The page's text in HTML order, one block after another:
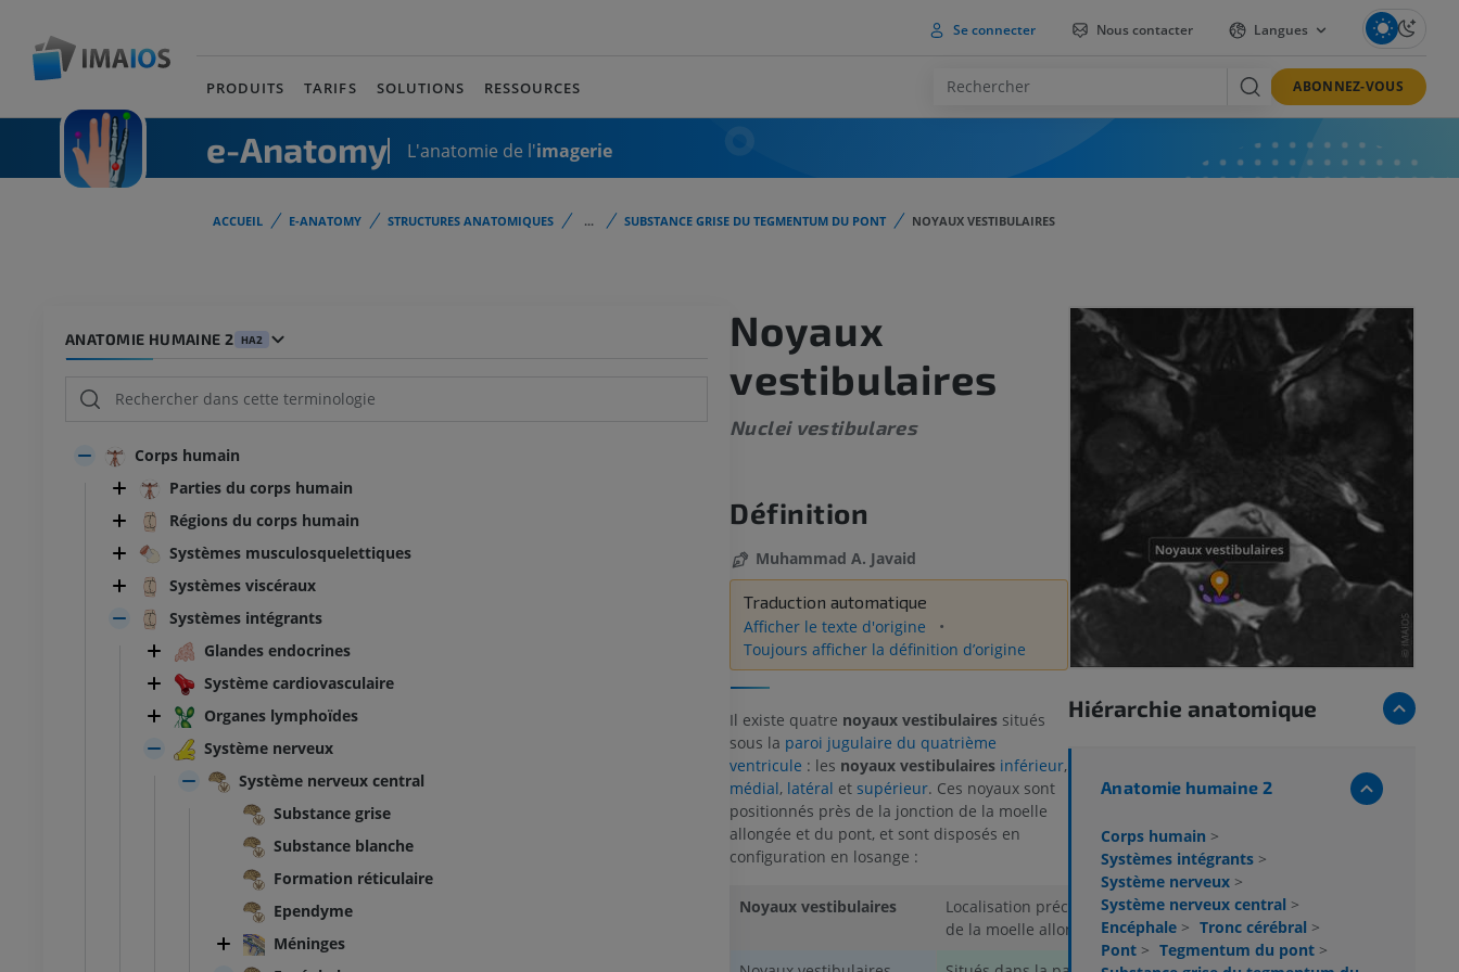
Se connecter Nous contacter Langues
PRODUITS TARIFS SOLUTIONS RESSOURCES ABONNEZ-VOUS
e-Anatomy L'anatomie de l'imagerie
ACCUEIL E-ANATOMY STRUCTURES ANATOMIQUES ... SUBSTANCE GRISE DU TEGMENTUM DU PONT NOYAUX VESTIBULAIRES
ANATOMIE HUMAINE 2 HA2
Corps humain
Parties du corps humain
Régions du corps humain
Systèmes musculosquelettiques
Systèmes viscéraux
Systèmes intégrants
Glandes endocrines
Système cardiovasculaire
Organes lymphoïdes
Système nerveux
Système nerveux central
Substance grise
Substance blanche
Formation réticulaire
Ependyme
Méninges
Noyaux
vestibulaires
Nuclei vestibulares
Définition
Muhammad A. Javaid
Traduction automatique
Afficher le texte d'origine
Toujours afficher la définition d’origine
Il existe quatre noyaux vestibulaires situés
sous la paroi jugulaire du quatrième
ventricule : les noyaux vestibulaires inférieur,
médial, latéral et supérieur. Ces noyaux sont
positionnés près de la jonction de la moelle
allongée et du pont, et sont disposés en
configuration en losange :
Noyaux vestibulaires
Localisation précise, près de la jonction
de la moelle allongée et du pont
Hiérarchie anatomique
Anatomie humaine 2
Corps humain >
Systèmes intégrants >
Système nerveux >
Système nerveux central >
Encéphale > Tronc cérébral >
Pont > Tegmentum du pont >